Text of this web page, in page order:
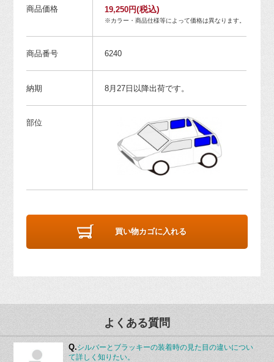
商品価格 19,250円(税込)
※カラー・商品仕様等によって価格は異なります。
商品番号 6240
納期 8月27日以降出荷です。
部位
買い物カゴに入れる
よくある質問
Q.シルバーとブラッキーの装着時の見た目の違いについ
て詳しく知りたい。